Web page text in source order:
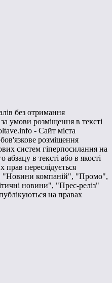
без отримання
умови розміщення в тексті
- Сайт міста
розміщення
систем гіперпосилання на
абзацу в тексті або в якості
переслідується
"Новини компаній", "Промо",
новини", "Прес-реліз"
на правах